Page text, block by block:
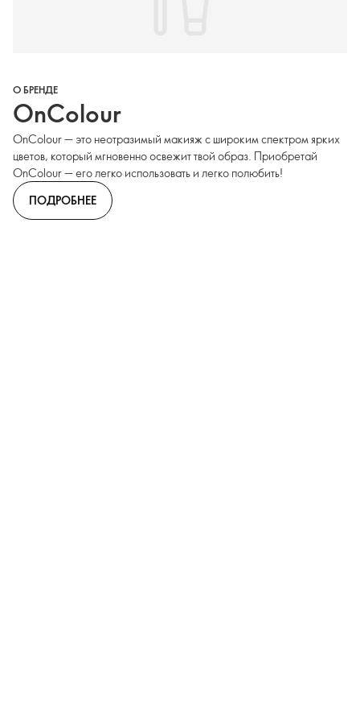
О БРЕНДЕ
OnColour
OnColour — это неотразимый макияж с широким спектром ярких
цветов, который мгновенно освежит твой образ. Приобретай
OnColour — его легко использовать и легко полюбить!
ПОДРОБНЕЕ